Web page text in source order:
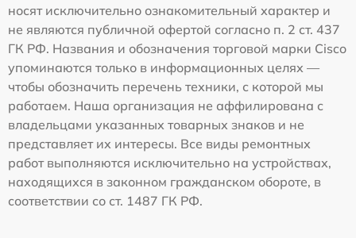
носят исключительно ознакомительный характер и
не являются публичной офертой согласно п. 2 ст. 437
ГК РФ. Названия и обозначения торговой марки Cisco
упоминаются только в информационных целях —
чтобы обозначить перечень техники, с которой мы
работаем. Наша организация не аффилирована с
владельцами указанных товарных знаков и не
представляет их интересы. Все виды ремонтных
работ выполняются исключительно на устройствах,
находящихся в законном гражданском обороте, в
соответствии со ст. 1487 ГК РФ.